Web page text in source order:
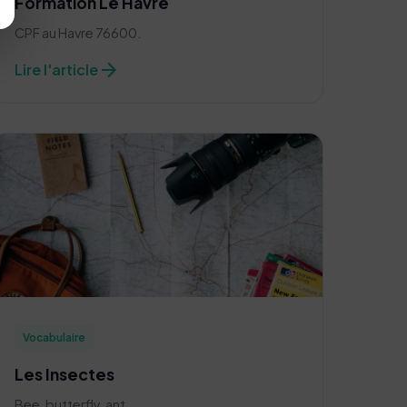
CPF au Havre 76600.
Lire l'articlearrow_forward
Vocabulaire
Les Insectes